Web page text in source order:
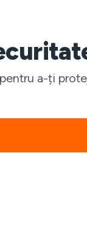
a-ți